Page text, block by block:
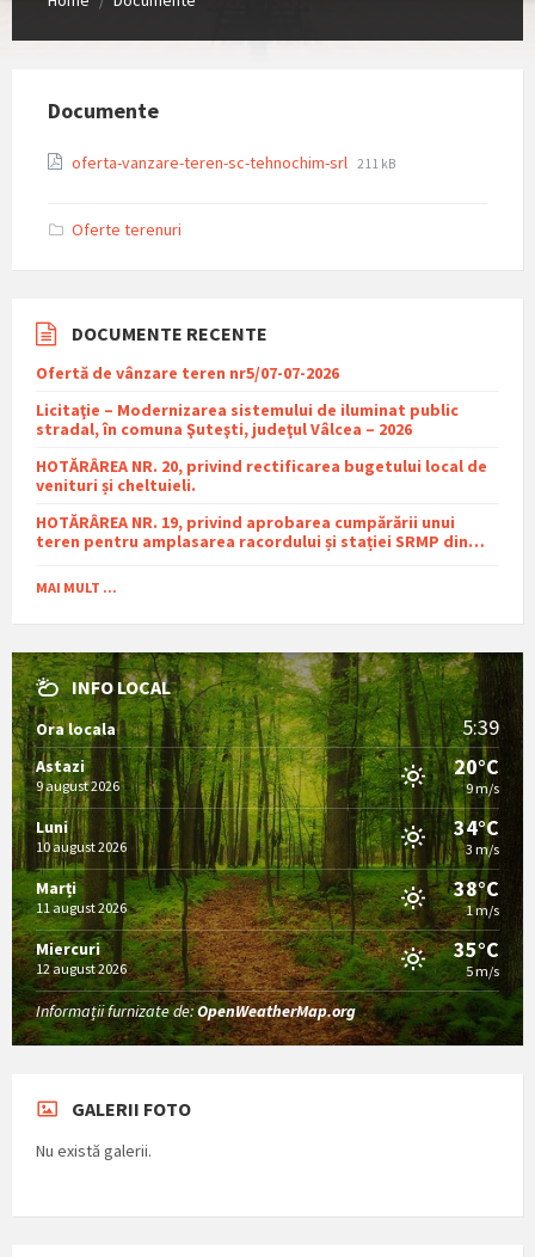
Documente
oferta-vanzare-teren-sc-tehnochim-srl File
File
211 kB
Oferte terenuri
DOCUMENTE RECENTE
Ofertă de vânzare teren nr5/07-07-2026
Licitaţie – Modernizarea sistemului de iluminat public
stradal, în comuna Şuteşti, judeţul Vâlcea – 2026
HOTĂRÂREA NR. 20, privind rectificarea bugetului local de
venituri și cheltuieli.
HOTĂRÂREA NR. 19, privind aprobarea cumpărării unui
teren pentru amplasarea racordului și stației SRMP din
comuna Sutești.
MAI MULT ...
INFO LOCAL
Ora locala 5:39
Astazi
9 august 2026
20°C
9 m/s
Luni
10 august 2026
34°C
3 m/s
Marți
11 august 2026
38°C
1 m/s
Miercuri
12 august 2026
35°C
5 m/s
Informații furnizate de:OpenWeatherMap.org
GALERII FOTO
Nu există galerii.